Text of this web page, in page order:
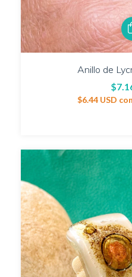
Anillo de
$6.44 USD con